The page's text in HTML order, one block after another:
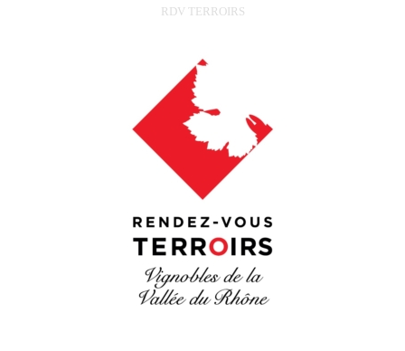
RDV TERROIRS